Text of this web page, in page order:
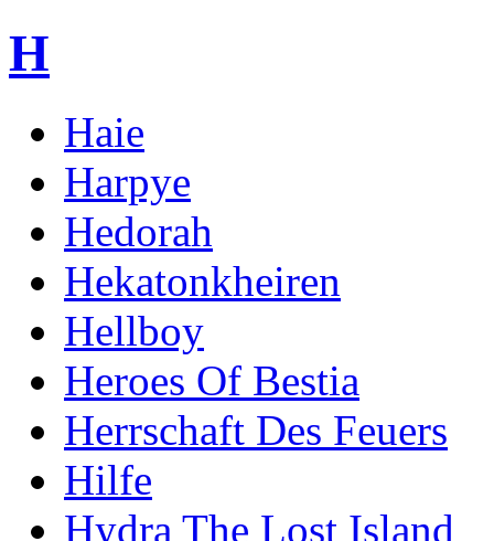
H
Haie
Harpye
Hedorah
Hekatonkheiren
Hellboy
Heroes Of Bestia
Herrschaft Des Feuers
Hilfe
Hydra The Lost Island